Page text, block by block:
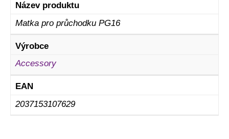
Název produktu
Matka pro průchodku PG16
Výrobce
Accessory
EAN
2037153107629